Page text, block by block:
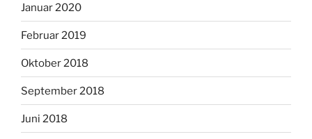
Januar 2020
Februar 2019
Oktober 2018
September 2018
Juni 2018